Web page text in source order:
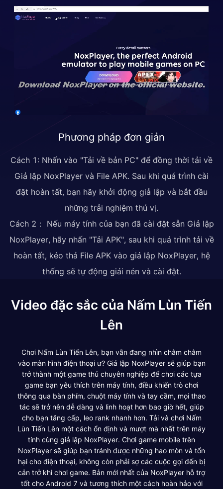
Phương pháp đơn giản
Cách 1: Nhấn vào "Tải về bản PC" để đồng thời tải về
Giả lập NoxPlayer và File APK. Sau khi quá trình cài
đặt hoàn tất, bạn hãy khởi động giả lập và bắt đầu
những trải nghiệm thú vị.
Cách 2： Nếu máy tính của bạn đã cài đặt sẵn Giả lập
NoxPlayer, hãy nhấn "Tải APK", sau khi quá trình tải về
hoàn tất, kéo thả File APK vào giả lập NoxPlayer, hệ
thống sẽ tự động giải nén và cài đặt.
Video đặc sắc của Nấm Lùn Tiến
Lên
Chơi Nấm Lùn Tiến Lên, bạn vẫn đang nhìn chằm chằm
vào màn hình điện thoại ư? Giả lập NoxPlayer sẽ giúp bạn
trở thành một game thủ chuyên nghiệp để chơi các tựa
game bạn yêu thích trên máy tính, điều khiển trò chơi
thông qua bàn phím, chuột máy tính và tay cầm, mọi thao
tác sẽ trở nên dễ dàng và linh hoạt hơn bao giờ hết, giúp
cho bạn tăng cấp, leo rank nhanh hơn. Tải và chơi Nấm
Lùn Tiến Lên một cách ổn định và mượt mà nhất trên máy
tính cùng giả lập NoxPlayer. Chơi game mobile trên
NoxPlayer sẽ giúp bạn tránh được những hao mòn và tổn
hại cho điện thoại, không còn phải sợ các cuộc gọi đến bị
cản trở khi chơi game. Bản mới nhất của NoxPlayer hỗ trợ
tốt cho Android 7 và tương thích một cách hoàn hảo với